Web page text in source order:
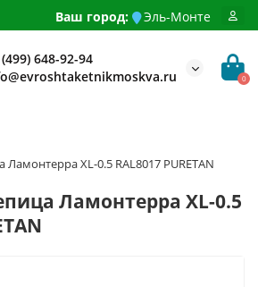
Ваш город: Эль-Монте
648-92-94
0
XL-0.5 RAL8017 PURETAN
Ламонтерра XL-0.5